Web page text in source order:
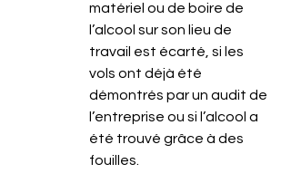
matériel ou de boire de
l’alcool sur son lieu de
travail est écarté, si les
vols ont déjà été
démontrés par un audit de
l’entreprise ou si l’alcool a
été trouvé grâce à des
fouilles.